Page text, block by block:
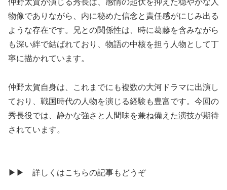
仲野太賀が演じる秀長は、感情の起伏を抑えた穏やかな人
物像でありながら、内に秘めた信念と責任感がにじみ出る
ような存在です。兄との関係性は、時に葛藤を含みながら
も深い絆で結ばれており、物語の中核を担う人物として丁
寧に描かれています。
仲野太賀自身は、これまでにも複数の大河ドラマに出演し
ており、戦国時代の人物を演じる経験も豊富です。今回の
秀長役では、静かな強さと人間味を兼ね備えた演技が期待
されています。
▶▶ 詳しくはこちらの記事もどうぞ